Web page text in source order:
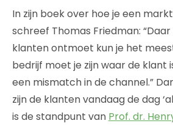
In zijn boek over hoe je een
schreef Thomas Friedman:
klanten ontmoet kun je het
bedrijf moet je zijn waar de klant
een mismatch in de channel.”
zijn de klanten vandaag de dag
is de standpunt van Prof. dr.